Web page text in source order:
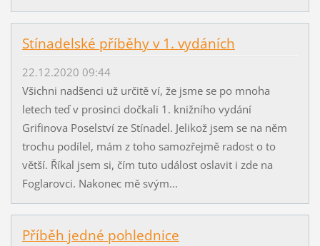
Stínadelské příběhy v 1. vydáních
22.12.2020 09:44
Všichni nadšenci už určitě ví, že jsme se po mnoha
letech teď v prosinci dočkali 1. knižního vydání
Grifinova Poselství ze Stínadel. Jelikož jsem se na něm
trochu podílel, mám z toho samozřejmě radost o to
větší. Říkal jsem si, čím tuto událost oslavit i zde na
Foglarovci. Nakonec mě svým...
Příběh jedné pohlednice